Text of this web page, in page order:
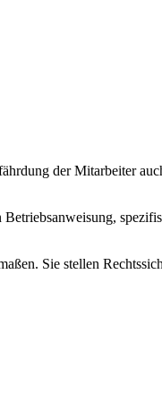
der Mitarbeiter
Sie stellen